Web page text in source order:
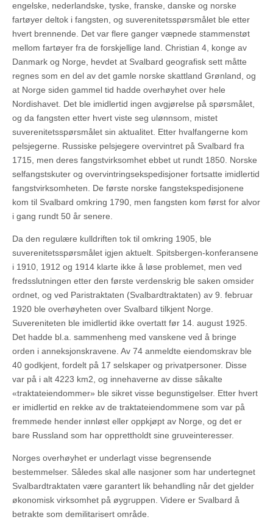
engelske, nederlandske, tyske, franske, danske og norske
fartøyer deltok i fangsten, og suverenitetsspørsmålet ble etter
hvert brennende. Det var flere ganger væpnede stammenstøt
mellom fartøyer fra de forskjellige land. Christian 4, konge av
Danmark og Norge, hevdet at Svalbard geografisk sett måtte
regnes som en del av det gamle norske skattland Grønland, og
at Norge siden gammel tid hadde overhøyhet over hele
Nordishavet. Det ble imidlertid ingen avgjørelse på spørsmålet,
og da fangsten etter hvert viste seg ulønnsom, mistet
suverenitetsspørsmålet sin aktualitet. Etter hvalfangerne kom
pelsjegerne. Russiske pelsjegere overvintret på Svalbard fra
1715, men deres fangstvirksomhet ebbet ut rundt 1850. Norske
selfangstskuter og overvintringsekspedisjoner fortsatte imidlertid
fangstvirksomheten. De første norske fangstekspedisjonene
kom til Svalbard omkring 1790, men fangsten kom først for alvor
i gang rundt 50 år senere.
Da den regulære kulldriften tok til omkring 1905, ble
suverenitetsspørsmålet igjen aktuelt. Spitsbergen-konferansene
i 1910, 1912 og 1914 klarte ikke å løse problemet, men ved
fredsslutningen etter den første verdenskrig ble saken omsider
ordnet, og ved Paristraktaten (Svalbardtraktaten) av 9. februar
1920 ble overhøyheten over Svalbard tilkjent Norge.
Suvereniteten ble imidlertid ikke overtatt før 14. august 1925.
Det hadde bl.a. sammenheng med vanskene ved å bringe
orden i anneksjonskravene. Av 74 anmeldte eiendomskrav ble
40 godkjent, fordelt på 17 selskaper og privatpersoner. Disse
var på i alt 4223 km2, og innehaverne av disse såkalte
«traktateiendommer» ble sikret visse begunstigelser. Etter hvert
er imidlertid en rekke av de traktateiendommene som var på
fremmede hender innløst eller oppkjøpt av Norge, og det er
bare Russland som har opprettholdt sine gruveinteresser.
Norges overhøyhet er underlagt visse begrensende
bestemmelser. Således skal alle nasjoner som har undertegnet
Svalbardtraktaten være garantert lik behandling når det gjelder
økonomisk virksomhet på øygruppen. Videre er Svalbard å
betrakte som demilitarisert område.